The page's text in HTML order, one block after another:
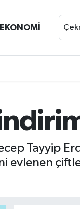
EKONOMİ
Tayyip
evlenen